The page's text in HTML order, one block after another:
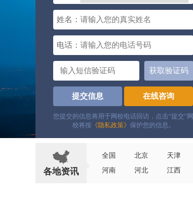
姓名：
电话：
获取验证码
提交信息 在线咨询
您提交的信息将用于网校电话回访，点击“提交”网
校将按 《隐私政策》 保护您的信息。
各地资讯
全国 北京 天津
河南
河北 江西